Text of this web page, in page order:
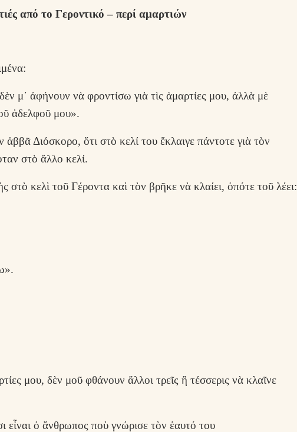
από το Γεροντικό – περί αμαρτιών
μ᾿ ἀφήνουν νὰ φροντίσω γιὰ τὶς ἁμαρτίες μου, ἀλλὰ μὲ
ἀδελφοῦ μου».
Διόσκορο, ὅτι στὸ κελί του ἔκλαιγε πάντοτε γιὰ τὸν
στὸ ἄλλο κελί.
κελὶ τοῦ Γέροντα καὶ τὸν βρῆκε νὰ κλαίει, ὁπότε τοῦ λέει:
μου, δὲν μοῦ φθάνουν ἄλλοι τρεῖς ἢ τέσσερις νὰ κλαῖνε
ὁ ἄνθρωπος ποὺ γνώρισε τὸν ἑαυτό του